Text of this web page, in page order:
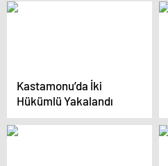
Yapıldı
Kastamonu’da İki
Hükümlü Yakalandı